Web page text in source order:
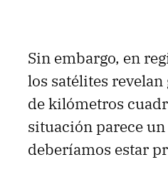
Sin embargo, en
los satélites
de kilómetros
situación parece un
deberíamos estar